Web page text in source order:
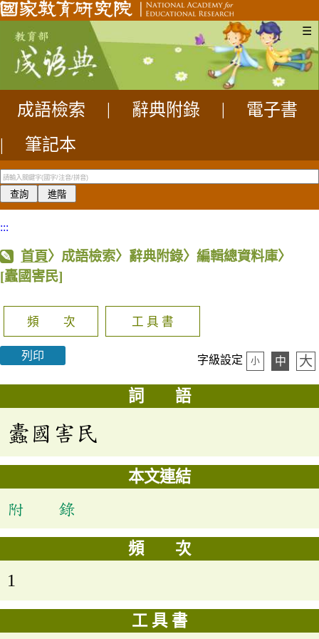
☰
成語檢索 辭典附錄
電子書
|
筆記本
:::
首頁〉成語檢索〉辭典附錄〉編輯總資料庫〉
[蠹國害民]
頻 次 工 具 書
列印 字級設定 小 中 大
詞 語
蠹國害民
本文連結
附 錄
頻 次
1
工 具 書